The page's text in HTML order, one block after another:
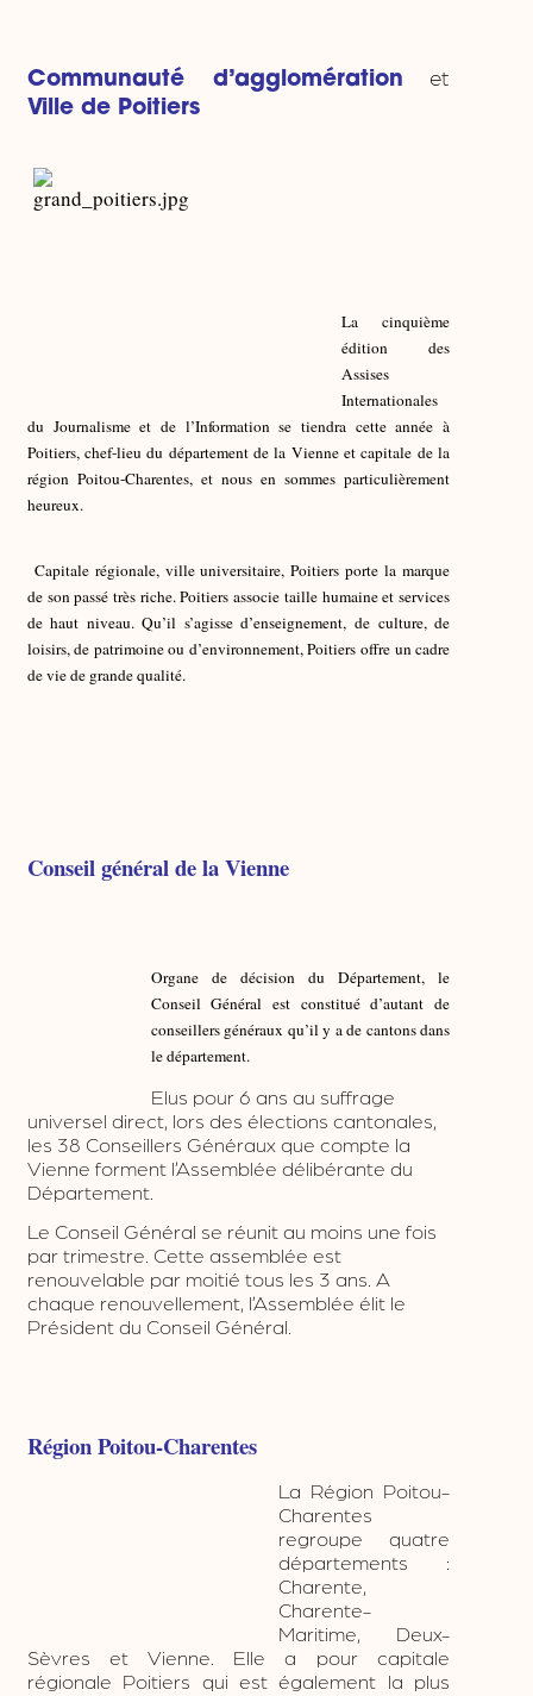
Communauté d’agglomération et
Ville de Poitiers
La cinquième édition des Assises
Internationales du Journalisme et de
l’Information se tiendra cette année à Poitiers,
chef-lieu du département de la Vienne et capitale de la région
Poitou-Charentes, et nous en sommes particulièrement heureux.
Capitale régionale, ville universitaire, Poitiers porte la marque
de son passé très riche. Poitiers associe taille humaine et services
loisirs, de patrimoine ou d’environnement, Poitiers offre un cadre
de vie de grande qualité.
le département.
Elus pour 6 ans au suffrage
universel direct, lors des élections cantonales,
les 38 Conseillers Généraux que compte la
Vienne forment l’Assemblée délibérante du
Département.
Le Conseil Général se réunit au moins une fois
par trimestre. Cette assemblée est
renouvelable par moitié tous les 3 ans. A
chaque renouvellement, l’Assemblée élit le
Président du Conseil Général.
départements : Charente, Charente-Maritime,
Deux-Sèvres et Vienne. Elle a pour capitale
régionale Poitiers qui est également la plus
grande ville et la plus grande agglomération
Située dans le Grand Sud-Ouest français, elle
regroupe une population de 1 752 708
habitants en 2008 répartie sur 25 809 km21,
soit une densité moyenne de 68 hab/km².